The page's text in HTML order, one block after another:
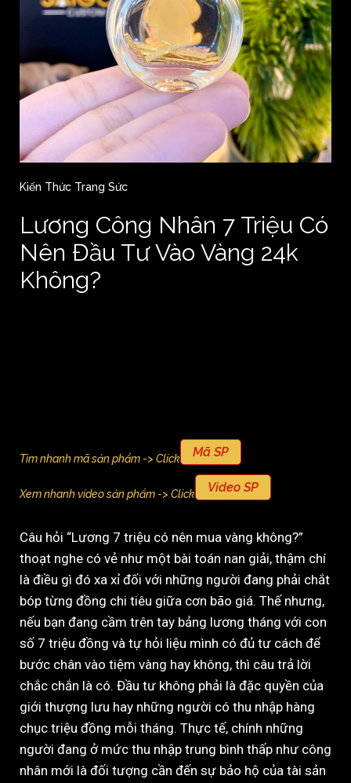
Kiến Thức Trang Sức
Lương Công Nhân 7 Triệu Có
Nên Đầu Tư Vào Vàng 24k
Không?
Tìm nhanh mã sản phẩm -> Click Mã SP
Xem nhanh video sản phẩm -> Click Video SP
Câu hỏi “Lương 7 triệu có nên mua vàng không?”
thoạt nghe có vẻ như một bài toán nan giải, thậm chí
là điều gì đó xa xỉ đối với những người đang phải chắt
bóp từng đồng chi tiêu giữa cơn bão giá. Thế nhưng,
nếu bạn đang cầm trên tay bảng lương tháng với con
số 7 triệu đồng và tự hỏi liệu mình có đủ tư cách để
bước chân vào tiệm vàng hay không, thì câu trả lời
chắc chắn là có. Đầu tư không phải là đặc quyền của
giới thượng lưu hay những người có thu nhập hàng
chục triệu đồng mỗi tháng. Thực tế, chính những
người đang ở mức thu nhập trung bình thấp như công
nhân mới là đối tượng cần đến sự bảo hộ của tài sản